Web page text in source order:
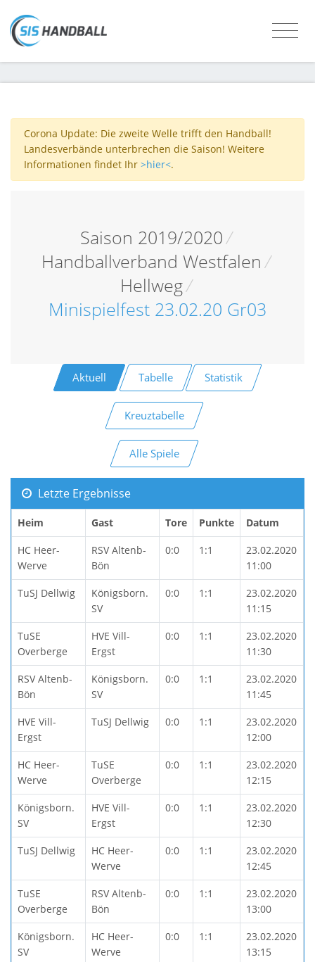
Corona Update: Die zweite Welle trifft den Handball!
Landesverbände unterbrechen die Saison! Weitere
Informationen findet Ihr >hier<.
Saison 2019/2020/
Handballverband Westfalen/
Hellweg/
Minispielfest 23.02.20 Gr03
Aktuell Tabelle Statistik
Kreuztabelle
Alle Spiele
Letzte Ergebnisse
Heim Gast Tore Punkte Datum
HC Heer-
Werve
RSV Altenb-
Bön
0:0 1:1
23.02.2020
11:00
TuSJ Dellwig
Königsborn.
SV
0:0 1:1
23.02.2020
11:15
TuSE
Overberge
HVE Vill-
Ergst
0:0 1:1
23.02.2020
11:30
RSV Altenb-
Bön
Königsborn.
SV
0:0 1:1
23.02.2020
11:45
HVE Vill-
Ergst
TuSJ Dellwig 0:0 1:1
23.02.2020
12:00
HC Heer-
Werve
TuSE
Overberge
0:0 1:1
23.02.2020
12:15
Königsborn.
SV
HVE Vill-
Ergst
0:0 1:1
23.02.2020
12:30
TuSJ Dellwig
HC Heer-
Werve
0:0 1:1
23.02.2020
12:45
TuSE
Overberge
RSV Altenb-
Bön
0:0 1:1
23.02.2020
13:00
Königsborn.
SV
HC Heer-
Werve
0:0 1:1
23.02.2020
13:15